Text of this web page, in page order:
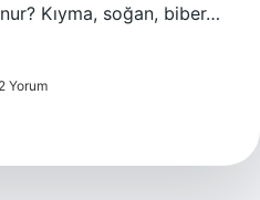
Kıyma, soğan, biber…
2 Yorum